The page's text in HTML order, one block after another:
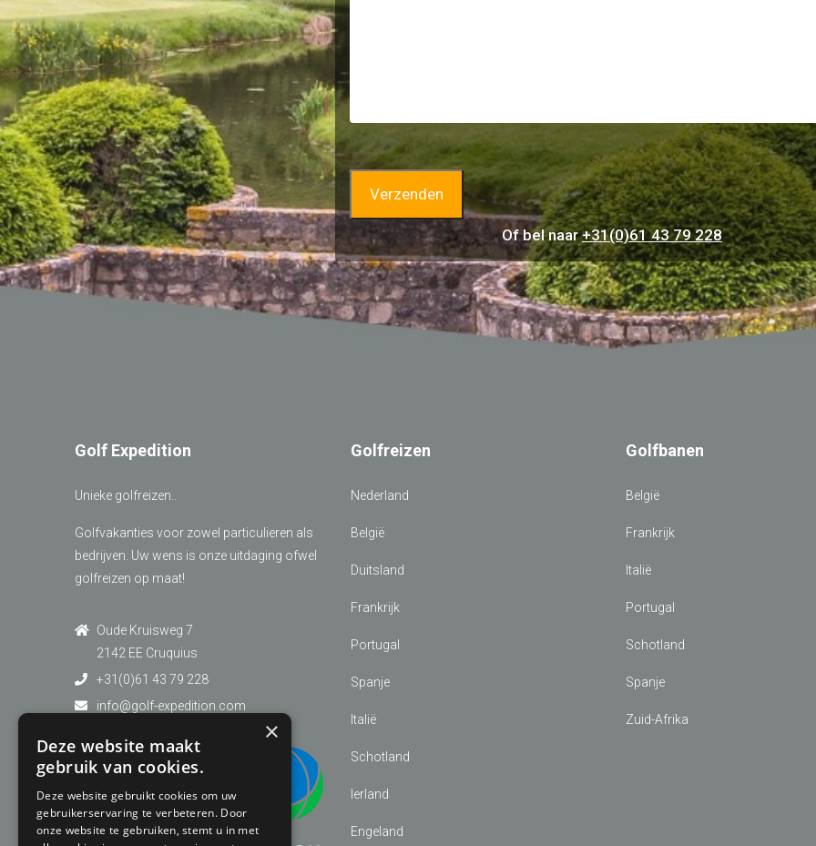
Of bel naar+31(0)61 43 79 228
Golf Expedition
Unieke golfreizen..
Golfvakanties voor zowel particulieren als
bedrijven. Uw wens is onze uitdaging ofwel
golfreizen op maat!
Oude Kruisweg 7
2142 EE Cruquius
+31(0)61 43 79 228
info@golf-expedition.com
Golfreizen
Nederland
België
Duitsland
Frankrijk
Portugal
Spanje
Italië
Schotland
Ierland
Engeland
Golfbanen
België
Frankrijk
Italië
Portugal
Schotland
Spanje
Zuid-Afrika
×
Deze website maakt
gebruik van cookies.
Deze website gebruikt cookies om uw
gebruikerservaring te verbeteren. Door
onze website te gebruiken, stemt u in met